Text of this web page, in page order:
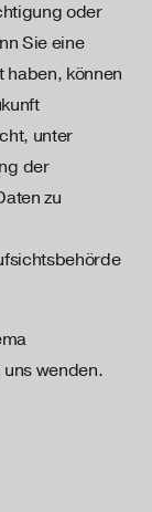
oder
Sie eine
haben, können
unter
der
zu
wenden.